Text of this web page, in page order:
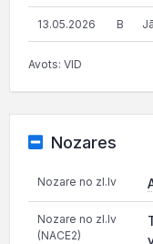
13.05.2026 B
Avots: VID
Nozares
Nozare no zl.lv
Nozare no zl.lv
(NACE2)